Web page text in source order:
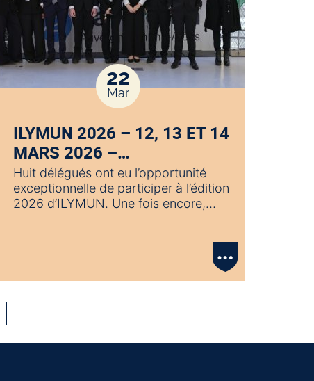
22
Mar
ILYMUN 2026 – 12, 13 ET 14
MARS 2026 –…
Huit délégués ont eu l’opportunité
exceptionnelle de participer à l’édition
2026 d’ILYMUN. Une fois encore,…